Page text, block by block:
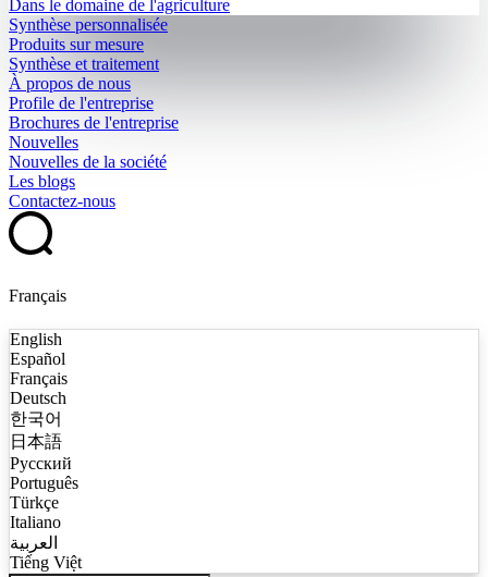
Dans le domaine de l'agriculture
Synthèse personnalisée
Produits sur mesure
Synthèse et traitement
À propos de nous
Profile de l'entreprise
Brochures de l'entreprise
Nouvelles
Nouvelles de la société
Les blogs
Contactez-nous
Français
English
Español
Français
Deutsch
한국어
日本語
Русский
Português
Türkçe
Italiano
العربية
Tiếng Việt